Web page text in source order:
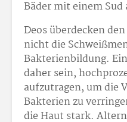
Bäder mit einem Sud
Deos überdecken
nicht die
Bakterienbildung.
daher sein,
aufzutragen, um die
Bakterien zu
die Haut stark.